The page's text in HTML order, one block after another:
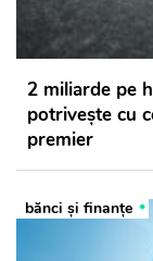
2 miliarde pe
potrivește cu
premier
bănci şi finanţe